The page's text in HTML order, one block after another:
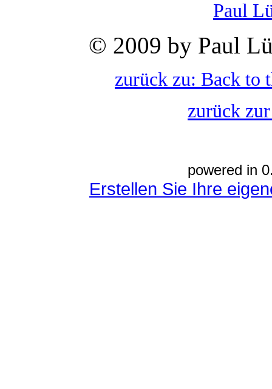
Paul
© 2009 by Paul
zurück zu: Back to
zurück
powered in
Erstellen Sie Ihre